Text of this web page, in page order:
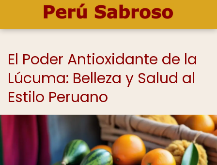
El Poder Antioxidante de la
Lúcuma: Belleza y Salud al
Estilo Peruano